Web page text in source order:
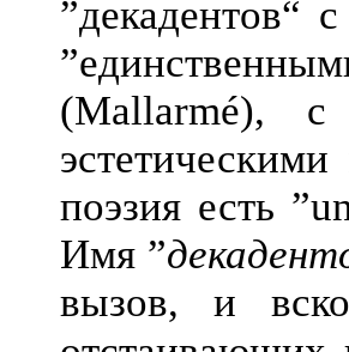
”декадентов“
(Mallarmé),
поэзия есть
Имя ”
вызов, и